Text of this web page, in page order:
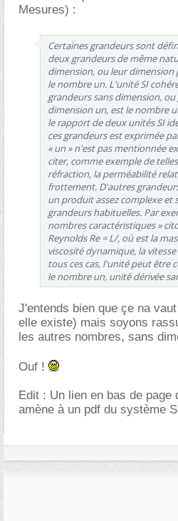
Mesures) :
Certaines grandeurs sont
deux grandeurs de même
dimension, ou leur
le nombre un. L'unité SI
grandeurs sans dimension,
dimension un, est le nombre
le rapport de deux unités SI
ces grandeurs est exprimée
« un » n'est pas mentionnée
citer, comme exemple de
réfraction, la perméabilité
frottement. D'autres
un produit assez complexe et
grandeurs habituelles. Par
nombres caractéristiques »
Reynolds Re = L/, où est la
viscosité dynamique, la
tous ces cas, l'unité peut être
le nombre un, unité dérivée
J'entends bien que çe na
elle existe) mais soyons
les autres nombres, sans
Ouf !
Edit : Un lien en bas de page
amène à un pdf du système